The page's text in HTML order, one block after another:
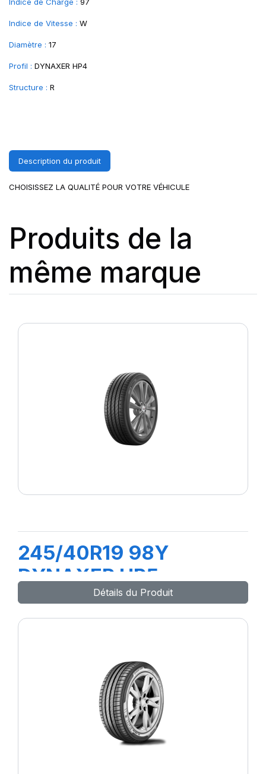
Indice de Vitesse : W
Diamètre : 17
Profil : DYNAXER HP4
Structure : R
Description du produit
CHOISISSEZ LA QUALITÉ POUR VOTRE VÉHICULE
Produits de la
même marque
245/40R19 98Y
DYNAXER HP5
Détails du Produit